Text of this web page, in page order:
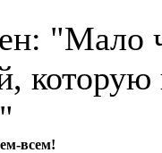
"Мало
всем!